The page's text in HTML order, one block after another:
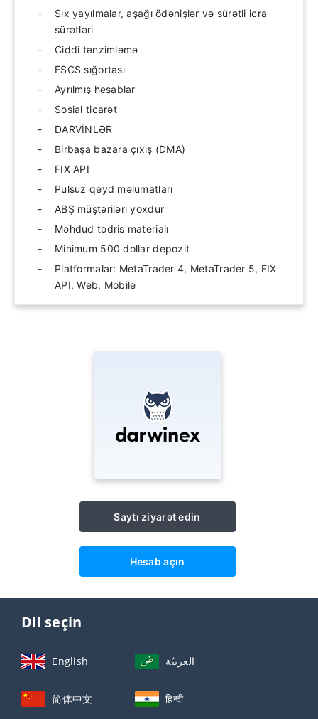
Sıx yayılmalar, aşağı ödənişlər və sürətli icra
sürətləri
Ciddi tənzimləmə
FSCS sığortası
Ayrılmış hesablar
Sosial ticarət
DARVİNLƏR
Birbaşa bazara çıxış (DMA)
FIX API
Pulsuz qeyd məlumatları
ABŞ müştəriləri yoxdur
Məhdud tədris materialı
Minimum 500 dollar depozit
Platformalar: MetaTrader 4, MetaTrader 5, FIX
API, Web, Mobile
Saytı ziyarət edin
Hesab açın
Dil seçin
English العربيّة
简体中文 हिन्दी